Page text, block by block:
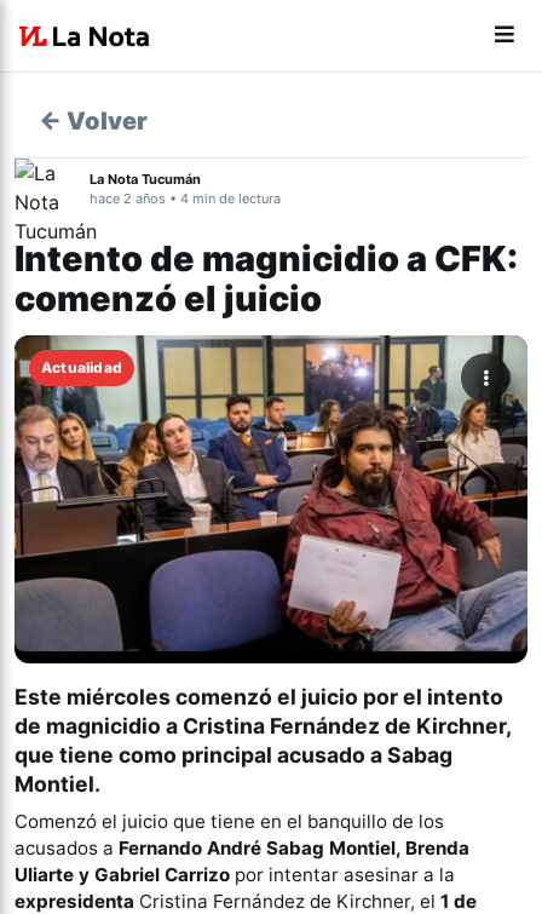
← Volver
La Nota Tucumán
hace 2 años • 4 min de lectura
Intento de magnicidio a CFK:
comenzó el juicio
Actualidad
Este miércoles comenzó el juicio por el intento
de magnicidio a Cristina Fernández de Kirchner,
que tiene como principal acusado a Sabag
Montiel.
Comenzó el juicio que tiene en el banquillo de los
acusados a Fernando André Sabag Montiel, Brenda
Uliarte y Gabriel Carrizo por intentar asesinar a la
expresidenta Cristina Fernández de Kirchner, el 1 de